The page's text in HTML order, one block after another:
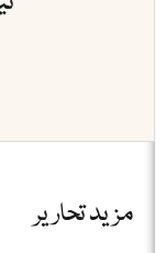
مزید تحاریر